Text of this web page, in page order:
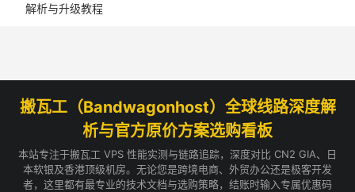
解析与升级教程
搬瓦工（Bandwagonhost）全球线路深度解
析与官方原价方案选购看板
本站专注于搬瓦工 VPS 性能实测与链路追踪，深度对比 CN2 GIA、日
本软银及香港顶级机房。无论您是跨境电商、外贸办公还是极客开发
者，这里都有最专业的技术文档与选购策略，结账时输入专属优惠码